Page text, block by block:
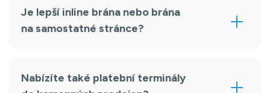
Je lepší inline brána nebo brána
na samostatné stránce?
Nabízíte také platební terminály